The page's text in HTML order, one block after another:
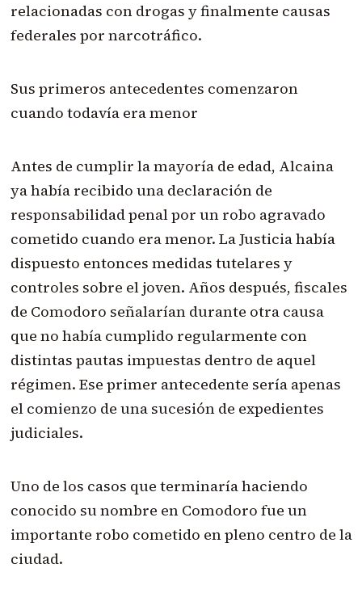
relacionadas con drogas y finalmente causas
federales por narcotráfico.
Sus primeros antecedentes comenzaron
cuando todavía era menor
Antes de cumplir la mayoría de edad, Alcaina
ya había recibido una declaración de
responsabilidad penal por un robo agravado
cometido cuando era menor. La Justicia había
dispuesto entonces medidas tutelares y
controles sobre el joven. Años después, fiscales
de Comodoro señalarían durante otra causa
que no había cumplido regularmente con
distintas pautas impuestas dentro de aquel
régimen. Ese primer antecedente sería apenas
el comienzo de una sucesión de expedientes
judiciales.
Uno de los casos que terminaría haciendo
conocido su nombre en Comodoro fue un
importante robo cometido en pleno centro de la
ciudad.